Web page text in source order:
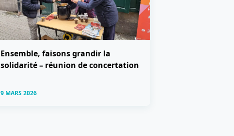
Ensemble, faisons grandir la
solidarité – réunion de concertation
9 MARS 2026